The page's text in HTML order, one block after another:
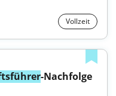
Vollzeit
-Nachfolge